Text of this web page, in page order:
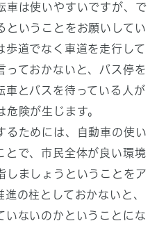
車は使いやすいですが、で
ということをお願いしてい
歩道でなく車道を走行して
っておかないと、バス停を
車とバスを待っている人が
険が生じます。
るためには、自動車の使い
とで、市民全体が良い環境
しましょうということをア
の柱としておかないと、
いないのかということにな